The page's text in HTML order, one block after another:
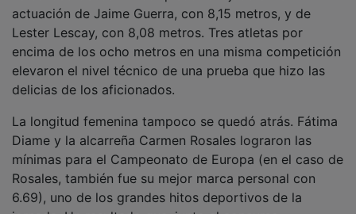
Lester Lescay, con 8,08 metros. Tres atletas por
encima de los ocho metros en una misma competición
elevaron el nivel técnico de una prueba que hizo las
delicias de los aficionados.
Diame y la alcarreña Carmen Rosales lograron las
mínimas para el Campeonato de Europa (en el caso de
Rosales, también fue su mejor marca personal con
6.69), uno de los grandes hitos deportivos de la
jornada. Un resultado que, junto al concurso